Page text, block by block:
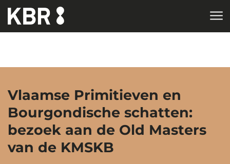
Skip to main content
Vlaamse Primitieven en
Bourgondische schatten:
bezoek aan de Old Masters
van de KMSKB